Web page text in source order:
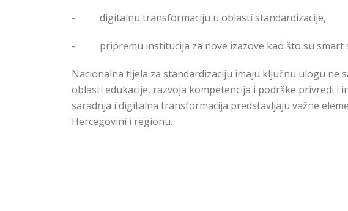
- digitalnu transformaciju u oblasti standardizacije,
- pripremu institucija za nove izazove kao što su
Nacionalna tijela za standardizaciju imaju ključnu ulogu ne
oblasti edukacije, razvoja kompetencija i podrške privredi i
saradnja i digitalna transformacija predstavljaju važne
Hercegovini i regionu.